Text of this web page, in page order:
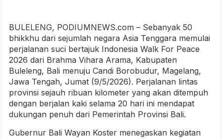
BULELENG, PODIUMNEWS.com – Sebanyak 50
bhikkhu dari sejumlah negara Asia Tenggara memulai
perjalanan suci bertajuk Indonesia Walk For Peace
2026 dari Brahma Vihara Arama, Kabupaten
Buleleng, Bali menuju Candi Borobudur, Magelang,
Jawa Tengah, Jumat (9/5/2026). Perjalanan lintas
provinsi sejauh ribuan kilometer yang akan ditempuh
dengan berjalan kaki selama 20 hari ini mendapat
dukungan penuh dari Pemerintah Provinsi Bali.
Gubernur Bali Wayan Koster menegaskan kegiatan